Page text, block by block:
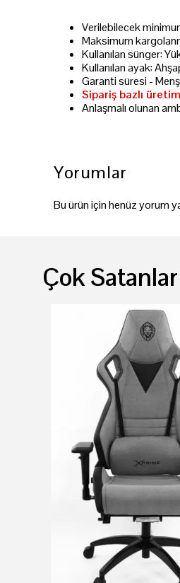
Verilebilecek
Maksimum
Kullanılan sünger:
Kullanılan ayak:
Garanti süresi -
Sipariş bazlı
Anlaşmalı olunan
Yorumlar
Bu ürün için henüz yorum
Çok Satanlar